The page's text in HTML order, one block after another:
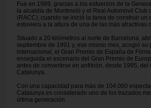
Fue en 1989, gracias a los esfuerzos de la
la alcaldía de Montmeló y el Real Automóvil Club
(RACC), cuando se inició la tarea de construir un
estuviera a la altura de una de las más atractivas
Situado a 20 kilómetros al norte de Barcelona,
septiembre de 1991 y, ese mismo mes, acogió su
internacional, el Gran Premio de España de
enseguida el escenario del Gran Premio de
antes de convertirse en anfitrión, desde 1995, del
Catalunya.
Con una capacidad para más de 104.000
Catalunya es considerado uno de los trazados
última generación.